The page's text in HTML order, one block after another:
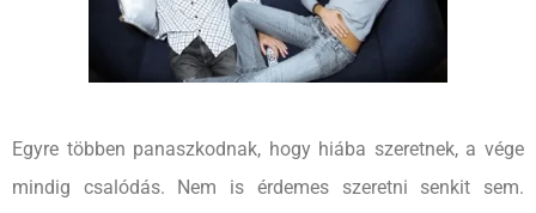
Egyre többen panaszkodnak, hogy hiába szeretnek, a vége
mindig csalódás. Nem is érdemes szeretni senkit sem.